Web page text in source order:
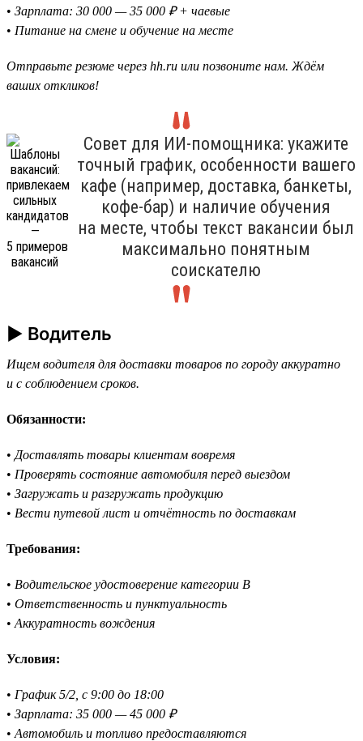
• Зарплата: 30 000 — 35 000 ₽ + чаевые
• Питание на смене и обучение на месте
Отправьте резюме через hh.ru или позвоните нам. Ждём
ваших откликов!
Совет для ИИ-помощника: укажите
точный график, особенности вашего
кафе (например, доставка, банкеты,
кофе-бар) и наличие обучения
на месте, чтобы текст вакансии был
максимально понятным
соискателю
► Водитель
Ищем водителя для доставки товаров по городу аккуратно
и с соблюдением сроков.
Обязанности:
• Доставлять товары клиентам вовремя
• Проверять состояние автомобиля перед выездом
• Загружать и разгружать продукцию
• Вести путевой лист и отчётность по доставкам
Требования:
• Водительское удостоверение категории B
• Ответственность и пунктуальность
• Аккуратность вождения
Условия:
• График 5/2, с 9:00 до 18:00
• Зарплата: 35 000 — 45 000 ₽
• Автомобиль и топливо предоставляются